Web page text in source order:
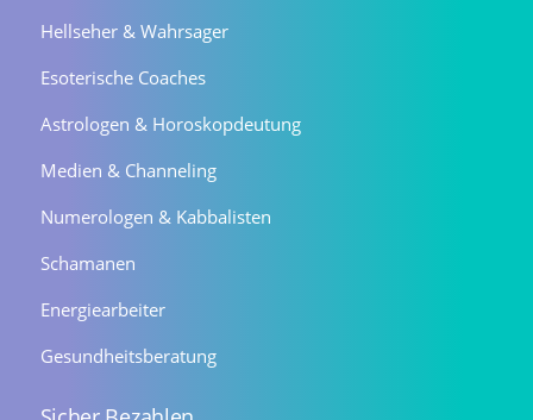
Hellseher & Wahrsager
Esoterische Coaches
Astrologen & Horoskopdeutung
Medien & Channeling
Numerologen & Kabbalisten
Schamanen
Energiearbeiter
Gesundheitsberatung